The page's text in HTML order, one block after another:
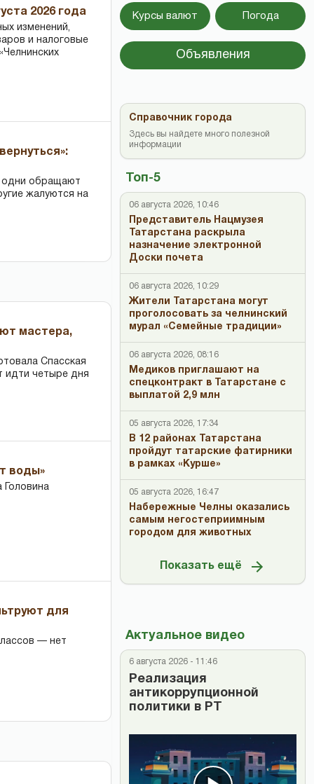
2026 года
изменений,
и налоговые
одни обращают
жалуются на
мастера,
Спасская
идти четыре дня
воды»
для
— нет
Курсы валют Погода
Объявления
Топ-5
06 августа 2026, 10:46
Представитель Нацмузея
Татарстана раскрыла
назначение электронной
Доски почета
06 августа 2026, 10:29
Жители Татарстана могут
проголосовать за челнинский
мурал «Семейные традиции»
06 августа 2026, 08:16
Медиков приглашают на
спецконтракт в Татарстане с
выплатой 2,9 млн
05 августа 2026, 17:34
В 12 районах Татарстана
пройдут татарские фатирники
в рамках «Курше»
05 августа 2026, 16:47
Набережные Челны оказались
самым негостеприимным
городом для животных
Показать ещё
Актуальное видео
6 августа 2026 - 11:46
Реализация
антикоррупционной
политики в РТ
Справочник города
Здесь вы найдете много полезной
информации